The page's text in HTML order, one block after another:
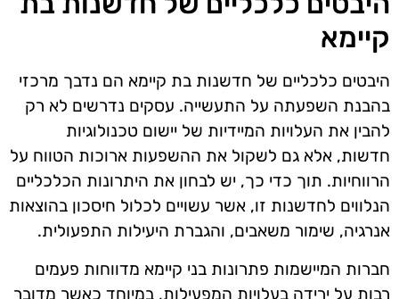
קיימא
היבטים כלכליים של חדשנות בת קיימא הם נדבך מרכזי
בהבנת השפעתה על התעשייה. עסקים נדרשים לא רק
להבין את העלויות המיידיות של יישום טכנולוגיות
חדשות, אלא גם לשקול את ההשפעות ארוכות הטווח על
הרווחיות. תוך כדי כך, יש לבחון את היתרונות הכלכליים
הנלווים לחדשנות זו, אשר עשויים לכלול חיסכון בהוצאות
אנרגיה, שימור משאבים, והגברת היעילות התפעולית.
חברות המיישמות פתרונות בני קיימא מדווחות פעמים
רבות על ירידה בעלויות המפעילות, במיוחד כאשר מדובר